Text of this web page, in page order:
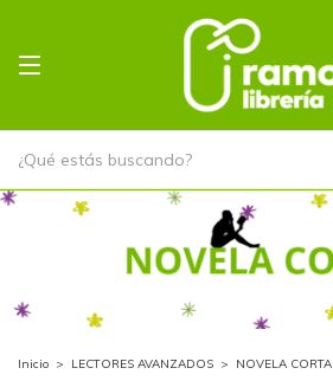
NOVELA CORTA
Inicio > LECTORES AVANZADOS > NOVELA CORTA